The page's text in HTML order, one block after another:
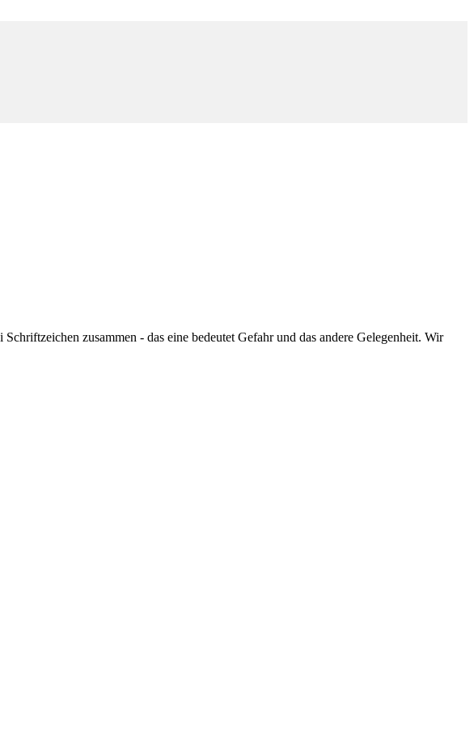
zusammen - das eine bedeutet Gefahr und das andere Gelegenheit. Wir